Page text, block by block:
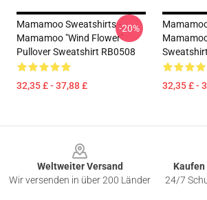
Mamamoo Sweatshirts -
Mamamoo "Wind Flower"
Pullover Sweatshirt RB0508
32,35 £ - 37,88 £
-20%
32,35 £ -
Weltweiter Versand
Wir versenden in über 200 Länder
24/7